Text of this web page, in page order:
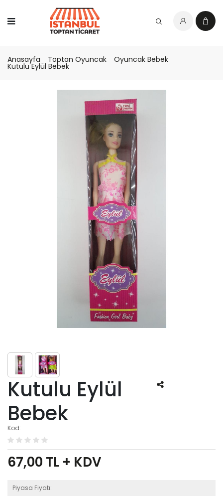
Anasayfa Toptan Oyuncak Oyuncak Bebek
Kutulu Eylül Bebek
Kutulu Eylül
Bebek
Kod:
67,00 TL + KDV
Piyasa Fiyatı: